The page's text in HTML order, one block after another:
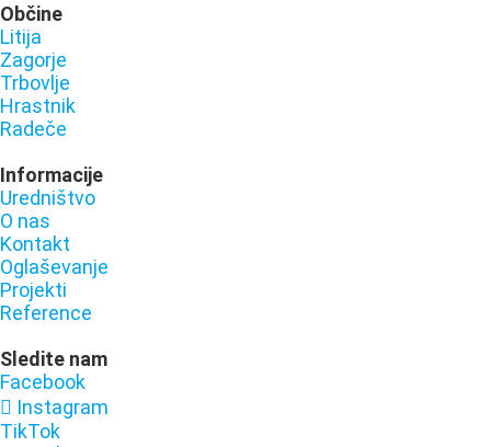
Občine
Litija
Zagorje
Trbovlje
Hrastnik
Radeče
Informacije
Uredništvo
O nas
Kontakt
Oglaševanje
Projekti
Reference
Sledite nam
Facebook
Instagram
TikTok